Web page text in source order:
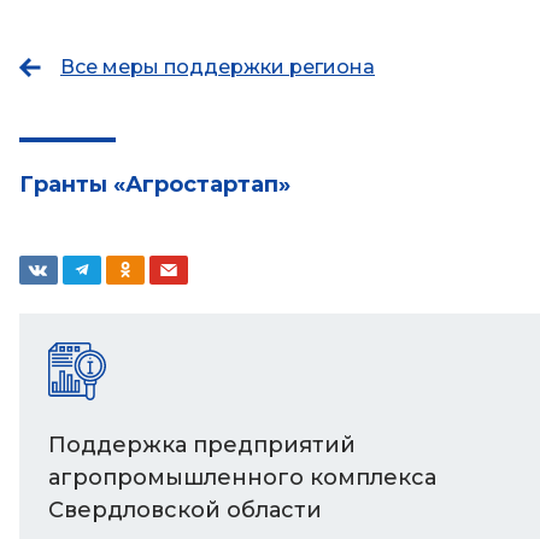
Все меры поддержки региона
Гранты «Агростартап»
Поддержка предприятий
агропромышленного комплекса
Свердловской области